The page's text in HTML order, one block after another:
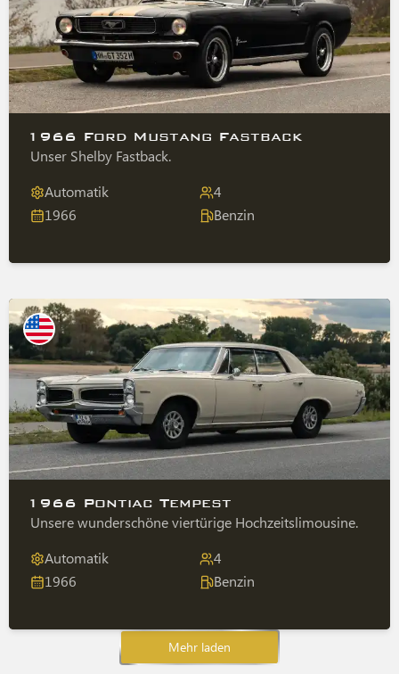
1966 Ford Mustang Fastback
Unser Shelby Fastback.
Automatik
4
1966
Benzin
1966 Pontiac Tempest
Unsere wunderschöne viertürige Hochzeitslimousine.
Automatik
4
1966
Benzin
Mehr laden